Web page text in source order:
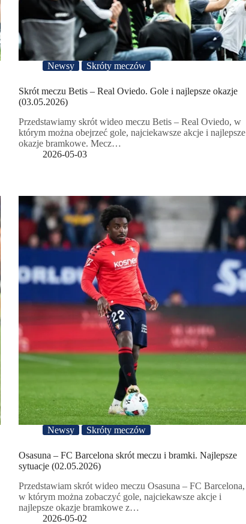
Newsy Skróty meczów
Skrót meczu Betis – Real Oviedo. Gole i najlepsze okazje
(03.05.2026)
Przedstawiamy skrót wideo meczu Betis – Real Oviedo, w
którym można obejrzeć gole, najciekawsze akcje i najlepsze
okazje bramkowe. Mecz…
2026-05-03
Newsy Skróty meczów
Osasuna – FC Barcelona skrót meczu i bramki. Najlepsze
sytuacje (02.05.2026)
Przedstawiam skrót wideo meczu Osasuna – FC Barcelona,
w którym można zobaczyć gole, najciekawsze akcje i
najlepsze okazje bramkowe z…
2026-05-02